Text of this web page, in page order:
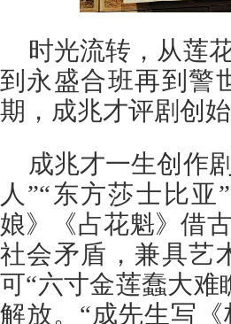
时光流转，从莲
到永盛合班再到警
期，成兆才评剧创
成兆才一生创作
人”“东方莎士比
娘》《占花魁》借
社会矛盾，兼具艺
可“六寸金莲蠢大难
解放。“成先生写